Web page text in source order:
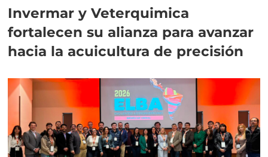
Invermar y Veterquimica
fortalecen su alianza para avanzar
hacia la acuicultura de precisión